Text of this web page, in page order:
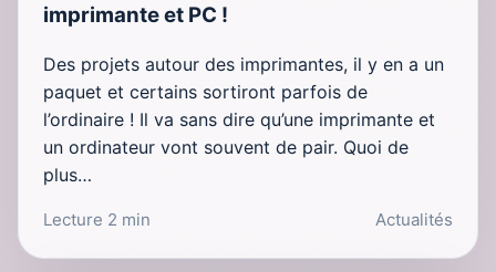
imprimante et PC !
Des projets autour des imprimantes, il y en a un
paquet et certains sortiront parfois de
l’ordinaire ! Il va sans dire qu’une imprimante et
un ordinateur vont souvent de pair. Quoi de
plus…
Lecture 2 min Actualités